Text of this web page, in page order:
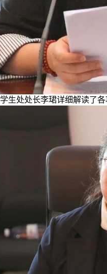
学生处处长李珺详细解读了